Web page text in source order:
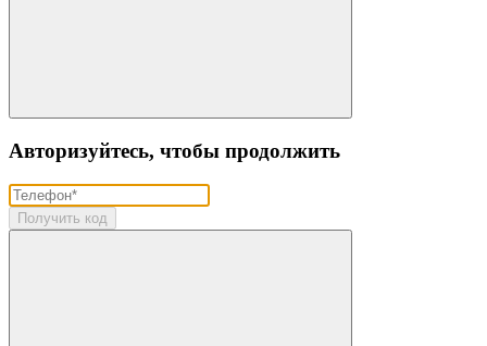
Авторизуйтесь, чтобы продолжить
Получить код